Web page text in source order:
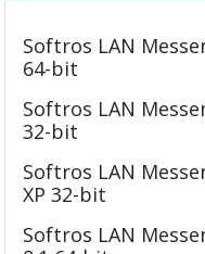
Softros LAN
64-bit
Softros LAN
32-bit
Softros LAN
XP 32-bit
Softros LAN